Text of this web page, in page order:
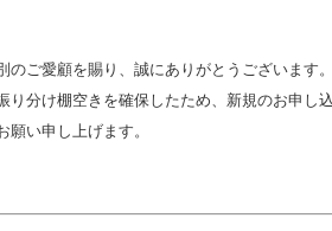
のご愛顧を賜り、誠にありがとうございます
り分け棚空きを確保したため、新規のお申し
願い申し上げます。